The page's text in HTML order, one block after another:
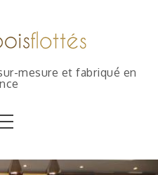
mesure et fabriqué en